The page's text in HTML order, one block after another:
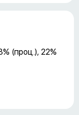
(проц.), 22%